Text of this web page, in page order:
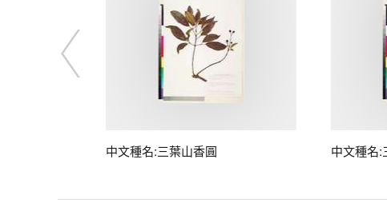
中文種名:三葉山香圓 中文種名: